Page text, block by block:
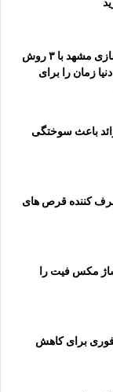
چگونه در بهترین مرکز جوانسازی مشهد با ۳ روش
زمان را برای
باعث سوختگی
کننده قرص های
مکس فیت را
۷ روش ایمن و فوری برای کاهش